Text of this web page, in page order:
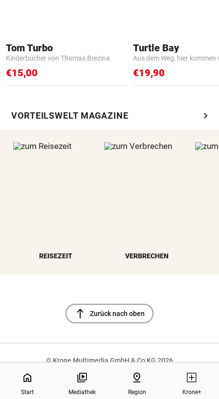
Tom Turbo
Kinderbücher von Thomas Brezina
€15,00
Turtle Bay
Aus dem Weg, hier kommen
€19,90
VORTEILSWELT MAGAZINE chevron_right
REISEZEIT VERBRECHEN
north Zurück nach oben
© Krone Multimedia GmbH & Co KG 2026
Muthgasse 2, 1190 Wien
home
Start Mediathek
pin_drop
Region Krone+
NaN%